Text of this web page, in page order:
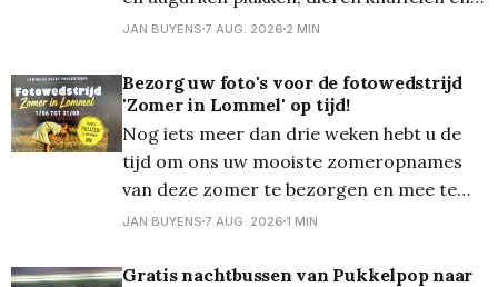
eten geven (waaronder schaapjes en de
varkens en de koeien. Ze schrokken wel
dat de koeien zo een lange tong hadden...
Overal waren alleen maar
JAN BUYENS 7 AUG. 2026 2 MIN
Bezorg uw foto's voor de fotowedstrijd
'Zomer in Lommel' op tijd!
Nog iets meer dan drie weken hebt u de
tijd om ons uw mooiste zomeropnames
van deze zomer te bezorgen en mee te
dingen naar een mooie prijs... Zondag 30
onherroepelijke deadline! En die foto's die
JAN BUYENS 7 AUG. 2026 1 MIN
Gratis nachtbussen van Pukkelpop naar